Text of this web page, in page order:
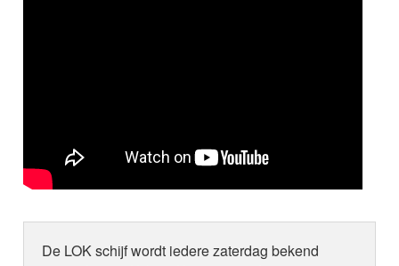
De LOK schijf wordt iedere zaterdag bekend